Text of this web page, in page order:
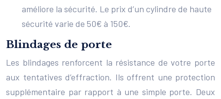
améliore la sécurité. Le prix d’un cylindre de haute
sécurité varie de 50€ à 150€.
Blindages de porte
Les blindages renforcent la résistance de votre porte
aux tentatives d’effraction. Ils offrent une protection
supplémentaire par rapport à une simple porte. Deux